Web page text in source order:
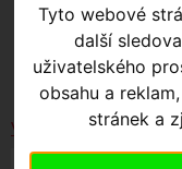
Tyto webové
další
uživatelského
obsahu a
stránek a
Vybrat dle výrobce